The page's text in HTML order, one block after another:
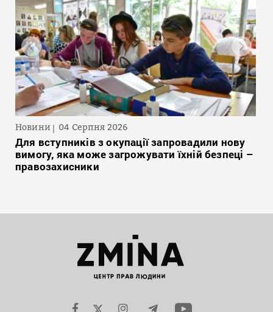
Новини 04 Серпня 2026
Для вступників з окупації запровадили нову
вимогу, яка може загрожувати їхній безпеці –
правозахисники